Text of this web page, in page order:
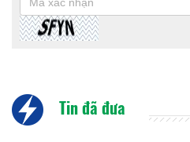
Tin đã đưa